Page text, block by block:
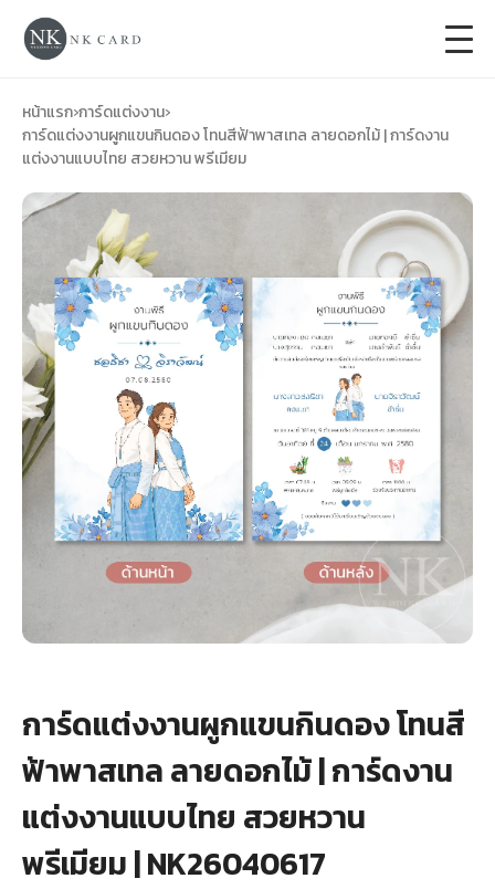
การ์ดแต่งงาน
ของชำร่วยงานแต่ง
ของรับไหว้
ป้ายของชำร่วยงานแต่ง +
การ์ดงานบวช
การ์ดขึ้นบ้านใหม่
ซองเปล่า
รับพิมพ์หน้าซอง
Wax Seal Sticker | สติกเกอร์ตราครั่งปิดซอง
การ์ดแต่งงานออนไลน์
บทความ
หน้าแรก›การ์ดแต่งงาน›
การ์ดแต่งงานผูกแขนกินดอง โทนสีฟ้าพาสเทล ลายดอกไม้ | การ์ดงาน
แต่งงานแบบไทย สวยหวาน พรีเมียม
การ์ดแต่งงานผูกแขนกินดอง โทนสี
ฟ้าพาสเทล ลายดอกไม้ | การ์ดงาน
แต่งงานแบบไทย สวยหวาน
พรีเมียม | NK26040617